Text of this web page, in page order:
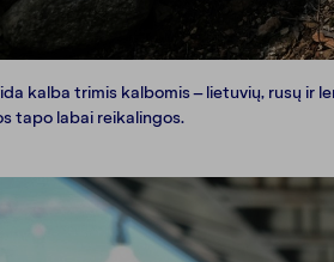
kalba trimis kalbomis – lietuvių, rusų ir
tapo labai reikalingos.